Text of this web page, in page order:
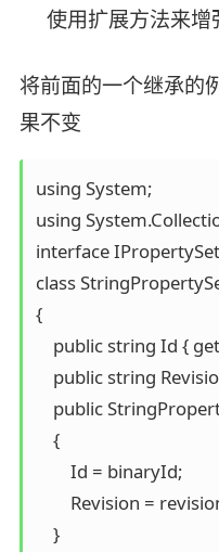
使用扩展方法来
将前面的一个继承的
果不变
using System;
using
interface
class
{
public string Id {
public string
public
    {
        Id = binaryId;
Revision =
    }